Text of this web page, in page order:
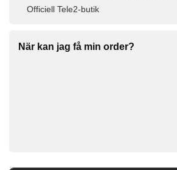
Officiell Tele2-butik
När kan jag få min order?